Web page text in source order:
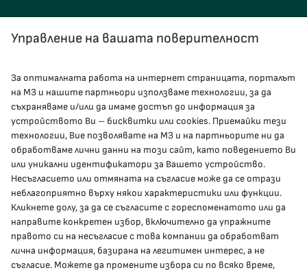
КОНТАКТИ
гр.София, 1000, пл. „Света Неделя“ №5
delovodstvo@mh.government.bg
presscenter@mh.government.bg
МЗ В СОЦИАЛНИТЕ МРЕЖИ
Facebook страница
Управление на вашата поверителност
За оптималната работа на интернет страницата, порталът
на МЗ и нашите партньори използваме технологии, за да
съхраняваме и/или да имаме достъп до информация за
устройството Ви – бисквитки или cookies. Приемайки тези
технологии, Вие позволявате на МЗ и на партньорите ни да
обработваме лични данни на този сайт, като поведението Ви
или уникални идентификатори за Вашето устройство.
Несъгласието или отмяната на съгласие може да се отрази
неблагоприятно върху някои характеристики или функции.
Кликнете долу, за да се съгласите с гореспоменатото или да
направите конкретен избор, включително да упражните
правото си на несъгласие с това компании да обработват
лична информация, базирана на легитимен интерес, а не
съгласие. Можете да промените избора си по всяко време,